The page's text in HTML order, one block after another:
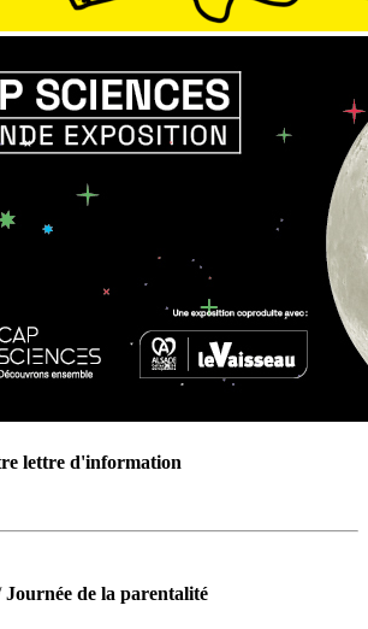
lettre d'information
Journée de la parentalité